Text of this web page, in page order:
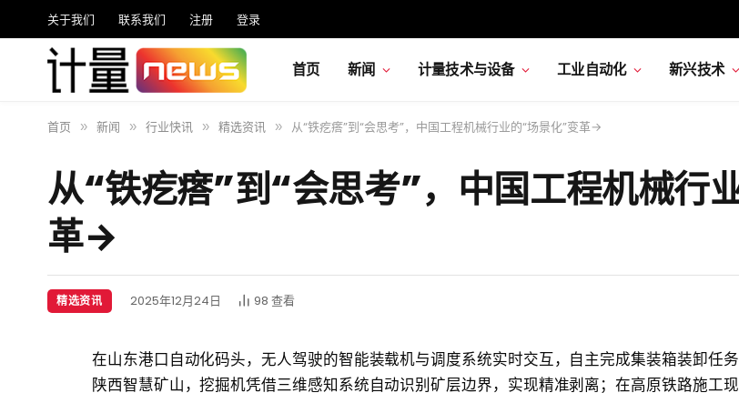
关于我们 联系我们 注册 登录
首页 新闻 计量技术与设备 工业自动化 新兴技术
首页 » 新闻 » 行业快讯 » 精选资讯 » 从“铁疙瘩”到“会思考”，中国工程机械行业的“场景化”变革→
从“铁疙瘩”到“会思考”，中国工程机械行
革→
精选资讯 2025年12月24日 98 查看
在山东港口自动化码头，无人驾驶的智能装载机与调度系统实时交互，自主完成集装箱装卸任
陕西智慧矿山，挖掘机凭借三维感知系统自动识别矿层边界，实现精准剥离；在高原铁路施工现